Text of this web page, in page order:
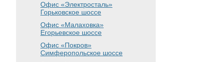
Офис «Электросталь»
Горьковское шоссе
Офис «Малаховка»
Егорьевское шоссе
Офис «Покров»
Симферопольское шоссе